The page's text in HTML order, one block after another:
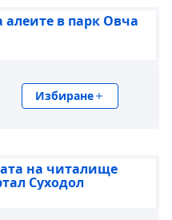
в парк Овча
Избиране
на читалище
Суходол